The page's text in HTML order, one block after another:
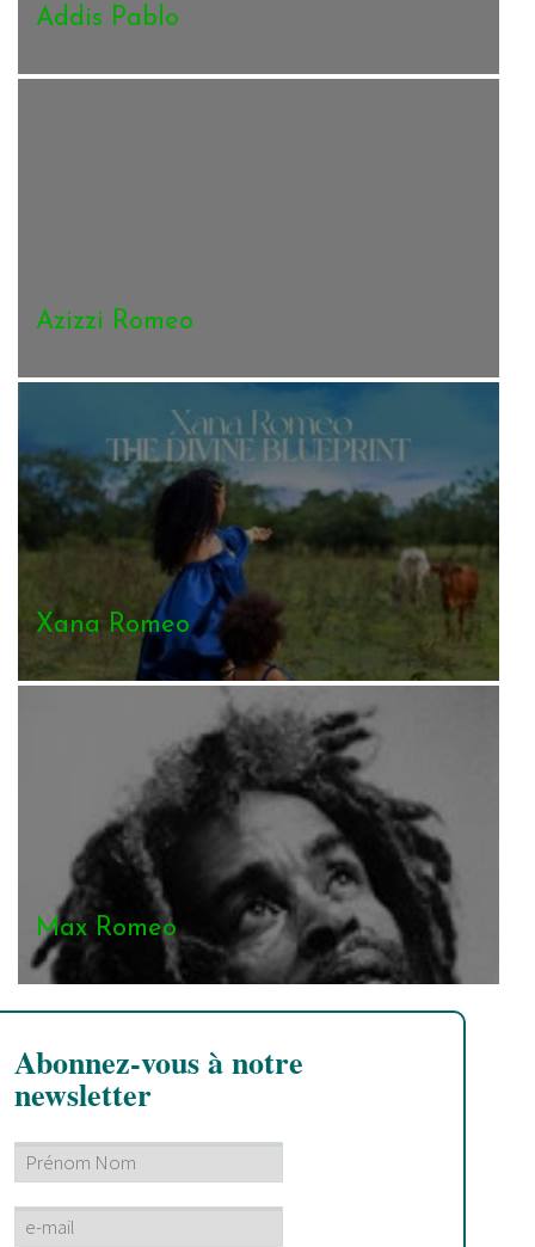
Addis Pablo
Azizzi Romeo
Xana Romeo
Max Romeo
Abonnez-vous à notre
newsletter